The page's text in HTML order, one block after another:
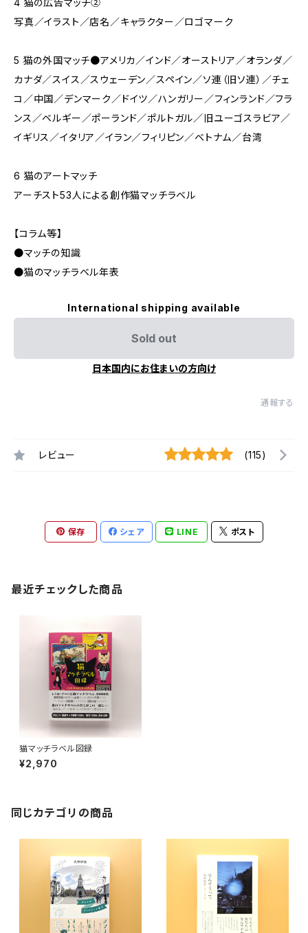
4 猫の広告マッチ②
写真／イラスト／店名／キャラクター／ロゴマーク
5 猫の外国マッチ●アメリカ／インド／オーストリア／オランダ／
カナダ／スイス／スウェーデン／スペイン／ソ連（旧ソ連）／チェ
コ／中国／デンマーク／ドイツ／ハンガリー／フィンランド／フラ
ンス／ベルギー／ポーランド／ポルトガル／旧ユーゴスラビア／
イギリス／イタリア／イラン／フィリピン／ベトナム／台湾
6 猫のアートマッチ
アーチスト53人による創作猫マッチラベル
【コラム等】
●マッチの知識
●猫のマッチラベル年表
International shipping available
Sold out
日本国内にお住まいの方向け
通報する
レビュー (115)
保存 シェア LINE ポスト
最近チェックした商品
猫マッチラベル図録
¥2,970
同じカテゴリの商品